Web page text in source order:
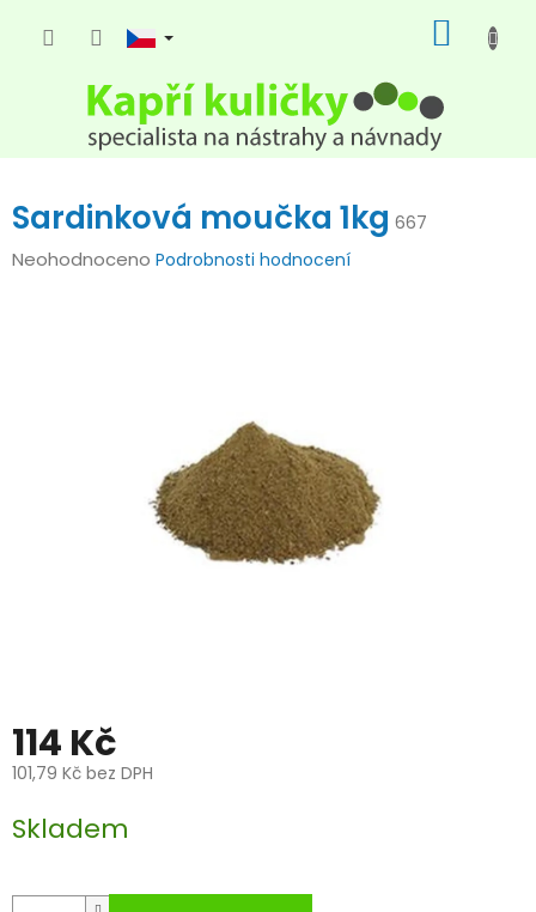
KOŠÍK
Sardinková moučka 1kg 667
Průměrné
Neohodnoceno Podrobnosti hodnocení
114 Kč
101,79 Kč bez DPH
cena:
Skladem